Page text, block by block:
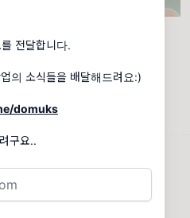
전달합니다.
의 소식들을 배달해드려요:)
domuks
젝트와 싸
!. 안녕하
번에는 월
프로젝트
느낌이 나
회 2.25K
블록체인 업계 소식을 배달해드
cakeletter